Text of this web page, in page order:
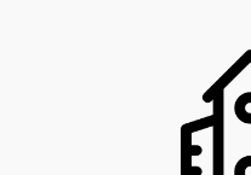
Les
Le
Site officiel
Articles &